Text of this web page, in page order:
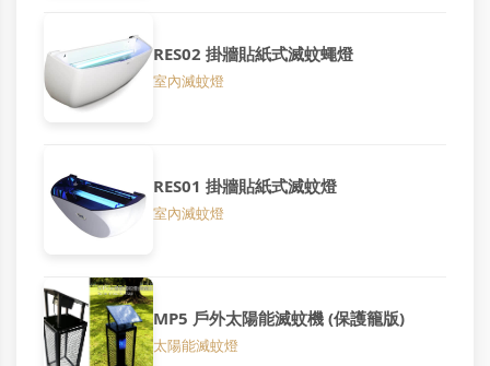
RES02 掛牆貼紙式滅蚊蠅燈
室內滅蚊燈
RES01 掛牆貼紙式滅蚊燈
室內滅蚊燈
MP5 戶外太陽能滅蚊機 (保護籠版)
太陽能滅蚊燈